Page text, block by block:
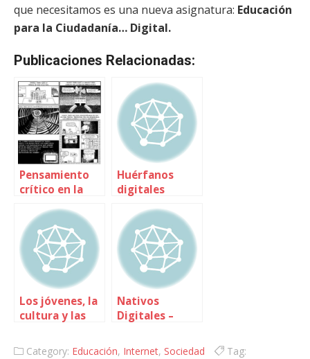
que necesitamos es una nueva asignatura: Educación
para la Ciudadanía… Digital.
Publicaciones Relacionadas:
Pensamiento
crítico en la
Huérfanos
digitales
Los jóvenes, la
cultura y las
tecnologías
Nativos
Digitales –
Category: Educación, Internet, Sociedad
Tag: